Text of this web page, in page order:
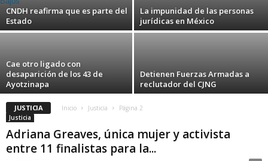
CNDH reafirma que es parte del
Estado
La impunidad de las personas
jurídicas en México
Cae otro ligado con
desaparición de los 43 de
Ayotzinapa
Detienen Fuerzas Armadas a
reclutador del CJNG
JUSTICIA Inicio Justicia
Página 2
Justicia
Adriana Greaves, única mujer y activista
entre 11 finalistas para la...